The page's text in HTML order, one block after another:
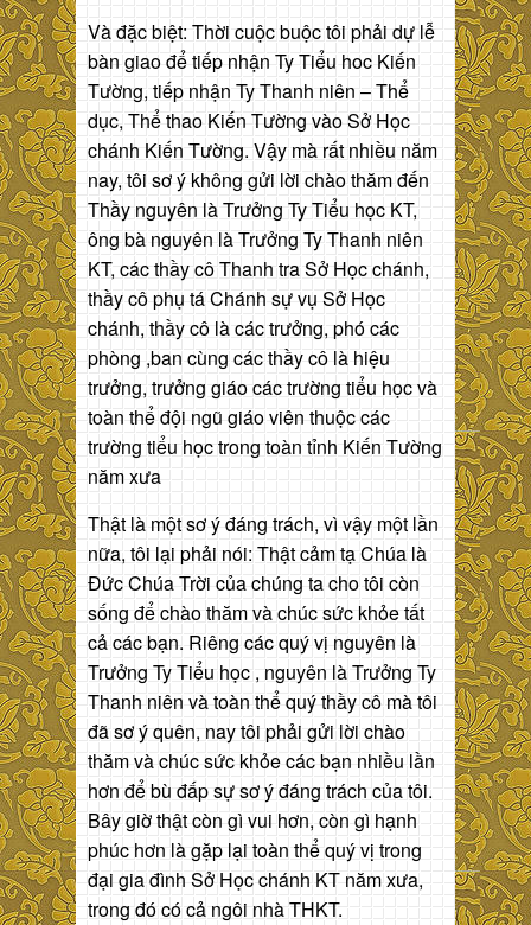
Và đặc biệt: Thời cuộc buộc tôi phải dự lễ
bàn giao để tiếp nhận Ty Tiểu hoc Kiến
Tường, tiếp nhận Ty Thanh niên – Thể
dục, Thể thao Kiến Tường vào Sở Học
chánh Kiến Tường. Vậy mà rất nhiều năm
nay, tôi sơ ý không gửi lời chào thăm đến
Thầy nguyên là Trưởng Ty Tiểu học KT,
ông bà nguyên là Trưởng Ty Thanh niên
KT, các thầy cô Thanh tra Sở Học chánh,
thầy cô phụ tá Chánh sự vụ Sở Học
chánh, thầy cô là các trưởng, phó các
phòng ,ban cùng các thầy cô là hiệu
trưởng, trưởng giáo các trường tiểu học và
toàn thể đội ngũ giáo viên thuộc các
trường tiểu học trong toàn tỉnh Kiến Tường
năm xưa
Thật là một sơ ý đáng trách, vì vậy một lần
nữa, tôi lại phải nói: Thật cảm tạ Chúa là
Đức Chúa Trời của chúng ta cho tôi còn
sống để chào thăm và chúc sức khỏe tất
cả các bạn. Riêng các quý vị nguyên là
Trưởng Ty Tiểu học , nguyên là Trưởng Ty
Thanh niên và toàn thể quý thầy cô mà tôi
đã sơ ý quên, nay tôi phải gửi lời chào
thăm và chúc sức khỏe các bạn nhiều lần
hơn để bù đấp sự sơ ý đáng trách của tôi.
Bây giờ thật còn gì vui hơn, còn gì hạnh
phúc hơn là gặp lại toàn thể quý vị trong
đại gia đình Sở Học chánh KT năm xưa,
trong đó có cả ngôi nhà THKT.